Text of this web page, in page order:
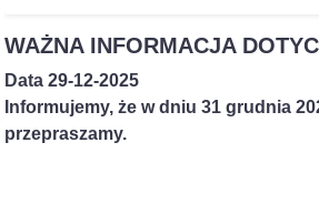
WAŻNA INFORMACJA
Data 29-12-2025
Informujemy, że w dniu 31 grudnia
przepraszamy.